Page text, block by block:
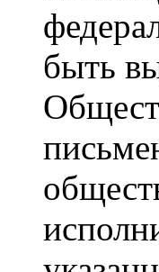
быть